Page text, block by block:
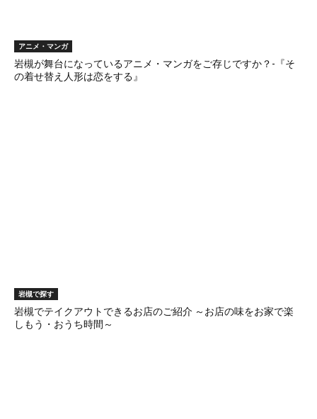
アニメ・マンガ
岩槻が舞台になっているアニメ・マンガをご存じですか？-『そ
の着せ替え人形は恋をする』
岩槻で探す
岩槻でテイクアウトできるお店のご紹介 ～お店の味をお家で楽
しもう・おうち時間～